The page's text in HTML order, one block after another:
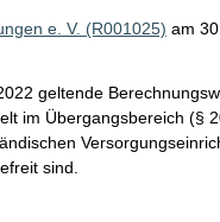
e. V. (R001025) am
geltende
im Übergangsbereich (§
sind.